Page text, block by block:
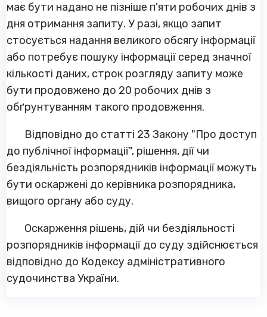
має бути надано не пізніше п'яти робочих днів з
дня отримання запиту. У разі, якщо запит
стосується надання великого обсягу інформації
або потребує пошуку інформації серед значної
кількості даних, строк розгляду запиту може
бути продовжено до 20 робочих днів з
обґрунтуванням такого продовження.
Відповідно до статті 23 Закону "Про доступ
до публічної інформації", рішення, дії чи
бездіяльність розпорядників інформації можуть
бути оскаржені до керівника розпорядника,
вищого органу або суду.
Оскарження рішень, дій чи бездіяльності
розпорядників інформації до суду здійснюється
відповідно до Кодексу адміністративного
судочинства України.